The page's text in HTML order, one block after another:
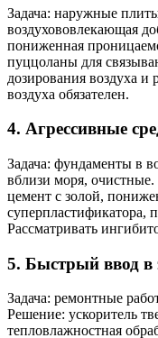
Задача: наружные
воздухововлекающая
пониженная
пуццоланы для
дозирования воздуха и
воздуха обязателен.
4. Агрессивные
Задача: фундаменты в
вблизи моря,
цемент с золой,
суперпластификатора,
Рассматривать
5. Быстрый ввод в
Задача: ремонтные
Решение: ускоритель
тепловлажностная